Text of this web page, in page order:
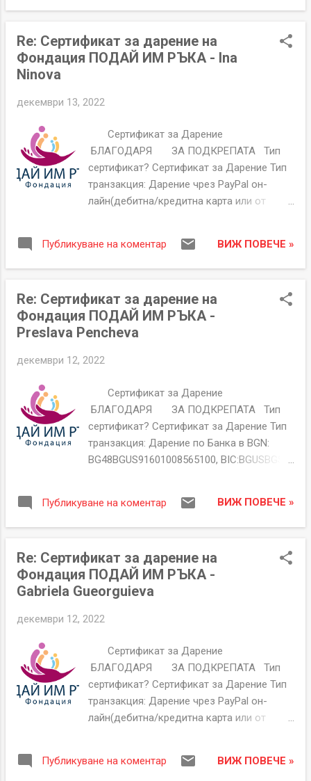
###### Основание/Кампания/ Име на
"ПОДАЙ ИМ РЪКА"- Общи нужди
Дарение чрез PayPal 2,00 € EUR Paypal
5469137773115356896 БЛАГОДАРИМ ВИ
РЪКА" гр.Козлодуй, Бл.71, Вх.Г, ап.81.
ЕИК:206250913 За неполучени или със
неточности сертификати пишете на
help@givethemhand.com Сертификата за
Дарение на Фондация "ПОДАЙ ИМ РЪКА"
уникален номер, име на дарител, дата и н...
Re: Сертификат за дарение на
Фондация ПОДАЙ ИМ РЪКА - Ina
Ninova
декември 13, 2022
Сертификат за Дарение
БЛАГОДАРЯ ЗА ПОДКРЕПАТА Тип
сертификат? Сертификат за Дарение Тип
транзакция: Дарение чрез PayPal он-
лайн(дебитна/кредитна карта или от
2022 Дарител Имена Ina Ninova Имейл
###### Основание/Кампания/ Име на
кампания🎄 Дарение чрез PayPal 222,79 €
EUR Paypal такса -7,46 € EUR PayPal - Нето
215,33 € EUR
БЛАГОДАРИМ ВИ ЗА ПОДКРЕПАТА
гр.Козлодуй, Бл.71, Вх.Г, ап.81.
ЕИК:206250913 За неполучени или със
неточности сертификати пишете на
help@givethemhand.com Сертификата за
Дарение на Фондация "ПОДАЙ ИМ РЪКА"
уникален номер, име на дарител, дата и
Публикуване на коментар ВИЖ ПОВЕЧЕ »
Re: Сертификат за дарение на
Фондация ПОДАЙ ИМ РЪКА -
Preslava Pencheva
декември 12, 2022
Сертификат за Дарение
БЛАГОДАРЯ ЗА ПОДКРЕПАТА Тип
сертификат? Сертификат за Дарение Тип
транзакция: Дарение по Банка в BGN:
BG48BGUS91601008565100, BIC:BGUSBGSF,
2022 Дарител Имена Preslava Pencheva
Имейл ###### Основание/Кампания/
Подари Коледа 2022 Дарение по Банка
Лева 297.75
5466846043118136090
Фондация "ПОДАЙ ИМ РЪКА"
ЕИК:206250913 За неполучени или със
неточности сертификати пишете на
help@givethemhand.com Сертификата за
Дарение на Фондация "ПОДАЙ ИМ РЪКА"
е офиациален документ съдържащ
начин на дарение, ако желаете Договор
Публикуване на коментар ВИЖ ПОВЕЧЕ »
Re: Сертификат за дарение на
Фондация ПОДАЙ ИМ РЪКА -
Gabriela Gueorguieva
декември 12, 2022
Сертификат за Дарение
БЛАГОДАРЯ ЗА ПОДКРЕПАТА Тип
сертификат? Сертификат за Дарение Тип
транзакция: Дарение чрез PayPal он-
лайн(дебитна/кредитна карта или от
2022 Дарител Имена Gabriela Gueorguieva
Публикуване на коментар ВИЖ ПОВЕЧЕ »